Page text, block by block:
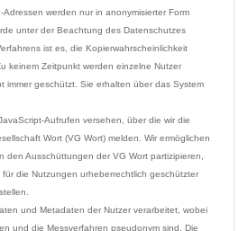
Adressen werden nur in anonymisierter Form
unter der Beachtung des Datenschutzes
ist es, die Kopierwahrscheinlichkeit
keinem Zeitpunkt werden einzelne Nutzer
immer geschützt. Sie erhalten über das System
Aufrufen versehen, über die wir die
Wort (VG Wort) melden. Wir ermöglichen
den Ausschüttungen der VG Wort partizipieren,
die Nutzungen urheberrechtlich geschützter
und Metadaten der Nutzer verarbeitet, wobei
und die Messverfahren pseudonym sind. Die